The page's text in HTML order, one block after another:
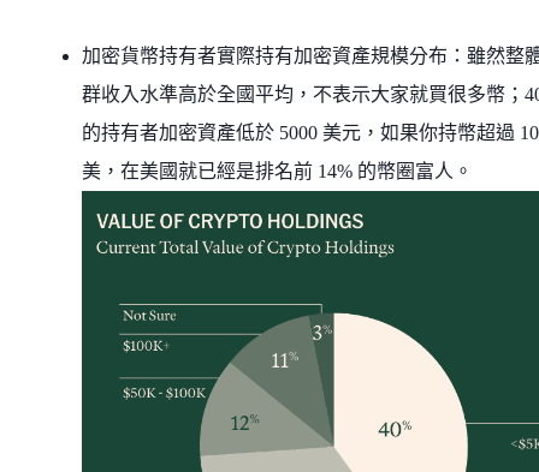
加密貨幣持有者實際持有加密資產規模分布：雖然整
群收入水準高於全國平均，不表示大家就買很多幣；
的持有者加密資產低於 5000 美元，如果你持幣超過
美，在美國就已經是排名前 14% 的幣圈富人。